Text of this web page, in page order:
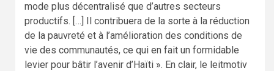
mode plus décentralisé que d’autres secteurs
productifs. […] Il contribuera de la sorte à la réduction
de la pauvreté et à l’amélioration des conditions de
vie des communautés, ce qui en fait un formidable
levier pour bâtir l’avenir d’Haïti ». En clair, le leitmotiv